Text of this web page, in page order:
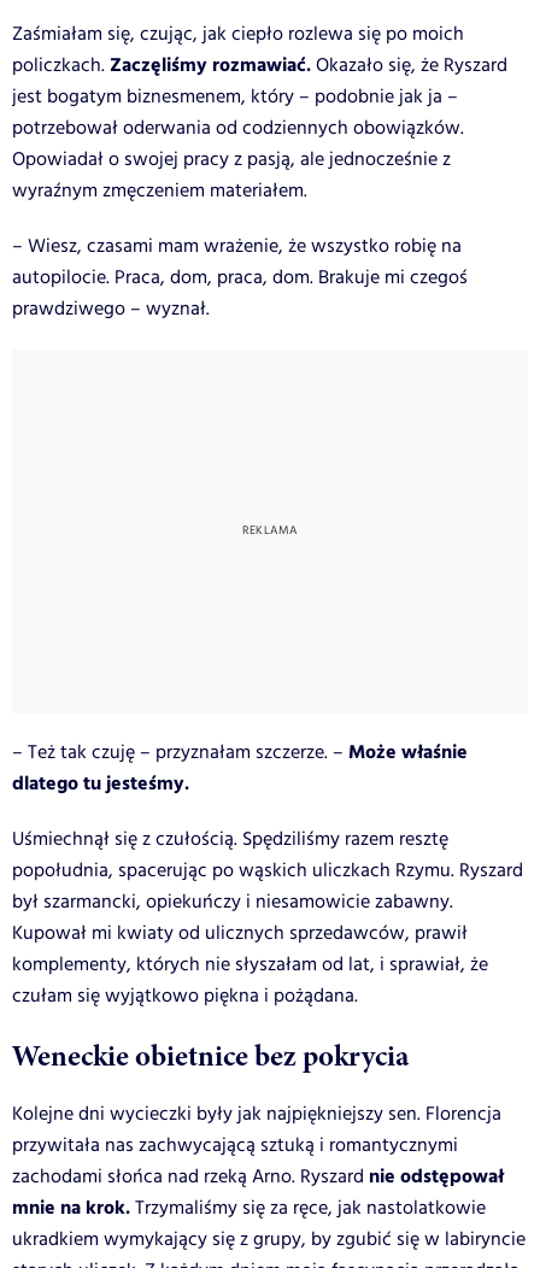
Zaśmiałam się, czując, jak ciepło rozlewa się po moich
policzkach. Zaczęliśmy rozmawiać.Okazało się, że Ryszard
jest bogatym biznesmenem, który – podobnie jak ja –
potrzebował oderwania od codziennych obowiązków.
Opowiadał o swojej pracy z pasją, ale jednocześnie z
wyraźnym zmęczeniem materiałem.
– Wiesz, czasami mam wrażenie, że wszystko robię na
autopilocie. Praca, dom, praca, dom. Brakuje mi czegoś
prawdziwego – wyznał.
– Też tak czuję – przyznałam szczerze. – Może właśnie
dlatego tu jesteśmy.
Uśmiechnął się z czułością. Spędziliśmy razem resztę
popołudnia, spacerując po wąskich uliczkach Rzymu. Ryszard
był szarmancki, opiekuńczy i niesamowicie zabawny.
Kupował mi kwiaty od ulicznych sprzedawców, prawił
komplementy, których nie słyszałam od lat, i sprawiał, że
czułam się wyjątkowo piękna i pożądana.
Weneckie obietnice bez pokrycia
Kolejne dni wycieczki były jak najpiękniejszy sen. Florencja
przywitała nas zachwycającą sztuką i romantycznymi
zachodami słońca nad rzeką Arno. Ryszard nie odstępował
mnie na krok.Trzymaliśmy się za ręce, jak nastolatkowie
ukradkiem wymykający się z grupy, by zgubić się w labiryncie